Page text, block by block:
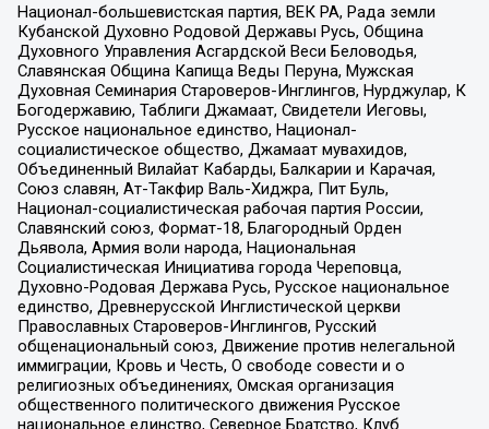
Национал-большевистская партия, ВЕК РА, Рада земли
Кубанской Духовно Родовой Державы Русь, Община
Духовного Управления Асгардской Веси Беловодья,
Славянская Община Капища Веды Перуна, Мужская
Духовная Семинария Староверов-Инглингов, Нурджулар, К
Богодержавию, Таблиги Джамаат, Свидетели Иеговы,
Русское национальное единство, Национал-
социалистическое общество, Джамаат мувахидов,
Объединенный Вилайат Кабарды, Балкарии и Карачая,
Союз славян, Ат-Такфир Валь-Хиджра, Пит Буль,
Национал-социалистическая рабочая партия России,
Славянский союз, Формат-18, Благородный Орден
Дьявола, Армия воли народа, Национальная
Социалистическая Инициатива города Череповца,
Духовно-Родовая Держава Русь, Русское национальное
единство, Древнерусской Инглистической церкви
Православных Староверов-Инглингов, Русский
общенациональный союз, Движение против нелегальной
иммиграции, Кровь и Честь, О свободе совести и о
религиозных объединениях, Омская организация
общественного политического движения Русское
национальное единство, Северное Братство, Клуб